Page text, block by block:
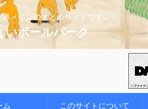
メインのまとめサイトです。
いボールパーク
ム このサイトについて